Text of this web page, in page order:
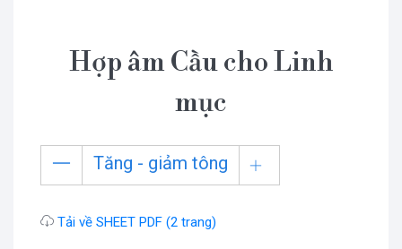
Hợp âm Cầu cho Linh
mục
Tăng - giảm tông
Tải về SHEET PDF (2 trang)